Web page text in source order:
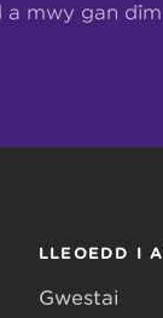
a mwy gan dîm
LLEOEDD I
Gwestai